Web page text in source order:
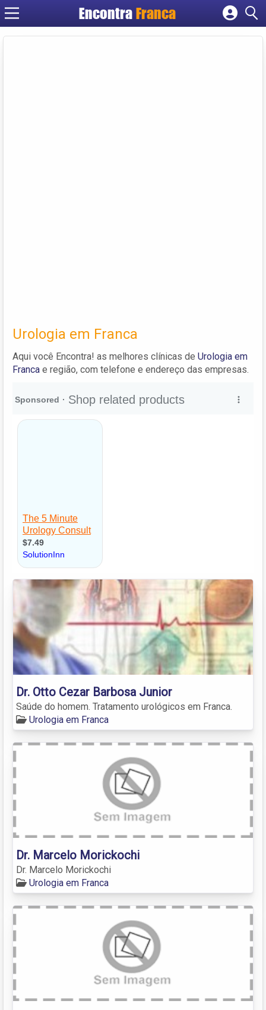
Encontra Franca
Cadastrar empresa
Urologia em Franca
Aqui você Encontra! as melhores clínicas de Urologia em
Franca e região, com telefone e endereço das empresas.
Dr. Otto Cezar Barbosa Junior
Saúde do homem. Tratamento urológicos em Franca.
Urologia em Franca
Dr. Marcelo Morickochi
Dr. Marcelo Morickochi
Urologia em Franca